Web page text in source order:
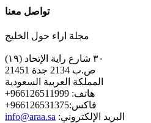
تواصل معنا
مجلة اراء حول الخليج
٣٠ شارع راية الإتحاد (١٩)
ص.ب 2134 جدة 21451
المملكة العربية السعودية
+هاتف: 966126511999
+فاكس:966126531375
info@araa.sa :البريد الإلكتروني